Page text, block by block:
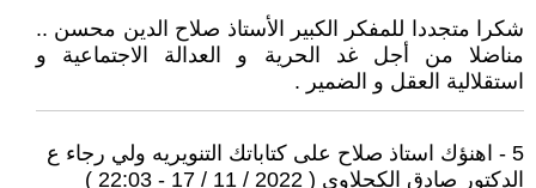
شكرا متجددا للمفكر الكبير الأستاذ صلاح الدين محسن ..
مناضلا من أجل غد الحرية و العدالة الاجتماعية و
استقلالية العقل و الضمير .
5 - اهنؤك استاذ صلاح على كتاباتك التنويريه ولي رجاء ع
الدكتور صادق الكحلاوي ( 2022 / 11 / 17 - 22:03 )